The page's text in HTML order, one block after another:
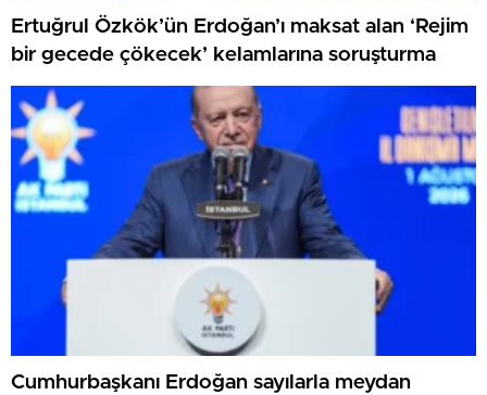
Ertuğrul Özkök’ün Erdoğan’ı maksat alan ‘Rejim
bir gecede çökecek’ kelamlarına soruşturma
Cumhurbaşkanı Erdoğan sayılarla meydan